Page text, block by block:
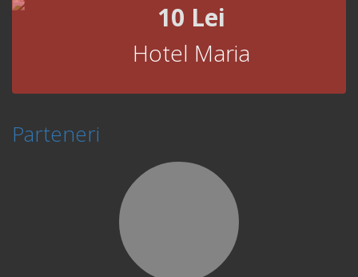
10 Lei
Hotel Maria
Parteneri